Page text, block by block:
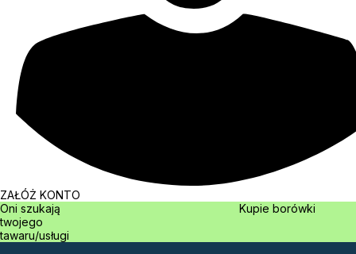
ZAŁÓŻ KONTO
Oni szukają
twojego
tawaru/usługi
Kupie borówki